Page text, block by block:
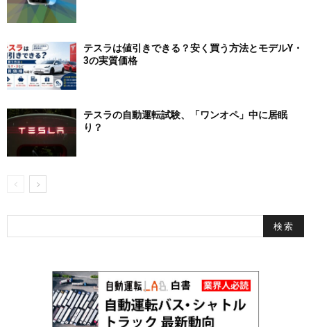
テスラは値引きできる？安く買う方法とモデルY・
3の実質価格
テスラの自動運転試験、「ワンオペ」中に居眠
り？